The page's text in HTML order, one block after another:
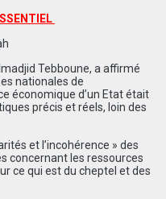
Tebboune, a affirmé
nationales de
économique d’un Etat était
précis et réels, loin des
et l’incohérence » des
concernant les ressources
ce qui est du cheptel et des